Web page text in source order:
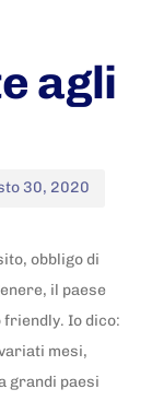
agli
30, 2020
obbligo di
il paese
friendly. Io dico:
mesi,
grandi paesi